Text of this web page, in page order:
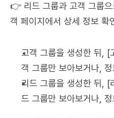
👉 리드 그룹과 고객 그룹
객 페이지에서 상세 정보 확
고객 그룹을 생성한 뒤, [
객 그룹만 보아보거나,
리드 그룹을 생성한 뒤, [
드 그룹만 보아보거나,